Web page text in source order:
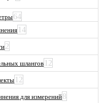
64
14
2
шлангов 12
12
для измерений8